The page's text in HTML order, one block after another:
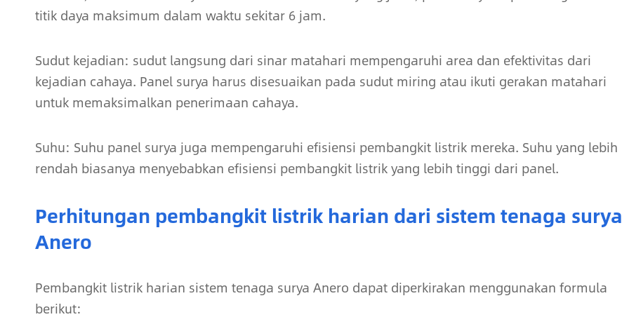
titik daya maksimum dalam waktu sekitar 6 jam.
Sudut kejadian: sudut langsung dari sinar matahari mempengaruhi area dan efektivitas dari
kejadian cahaya. Panel surya harus disesuaikan pada sudut miring atau ikuti gerakan matahari
untuk memaksimalkan penerimaan cahaya.
Suhu: Suhu panel surya juga mempengaruhi efisiensi pembangkit listrik mereka. Suhu yang lebih
rendah biasanya menyebabkan efisiensi pembangkit listrik yang lebih tinggi dari panel.
Perhitungan pembangkit listrik harian dari sistem tenaga surya
Anero
Pembangkit listrik harian sistem tenaga surya Anero dapat diperkirakan menggunakan formula
berikut: